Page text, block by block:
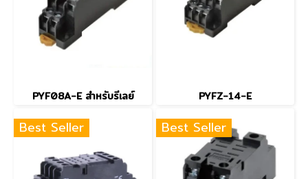
PYF08A-E สำหรับรีเลย์ PYFZ-14-E
Best Seller Best Seller